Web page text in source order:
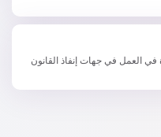
العمل في جهات إنفاذ القانون